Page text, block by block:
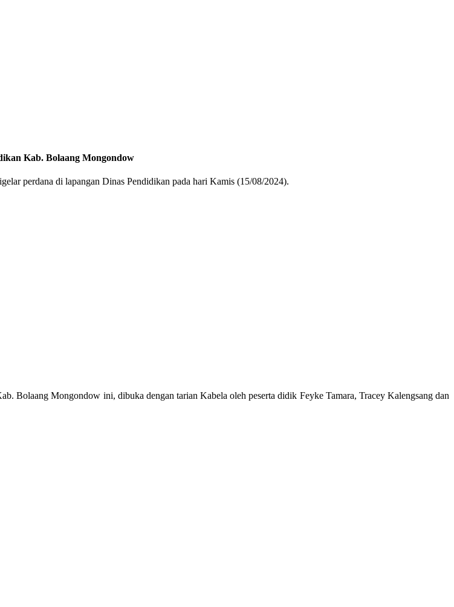
Kab. Bolaang Mongondow
perdana di lapangan Dinas Pendidikan pada hari Kamis (15/08/2024).
Bolaang Mongondow ini, dibuka dengan tarian Kabela oleh peserta didik Feyke Tamara, Tracey Kalengsang dan